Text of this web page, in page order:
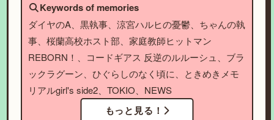
Keywords of memories
ダイヤのA、黒執事、涼宮ハルヒの憂鬱、ちゃんの執
事、桜蘭高校ホスト部、家庭教師ヒットマン
REBORN！、コードギアス 反逆のルルーシュ、ブラ
ックラグーン、ひぐらしのなく頃に、ときめきメモ
リアルgirl's side2、TOKIO、NEWS
もっと見る！